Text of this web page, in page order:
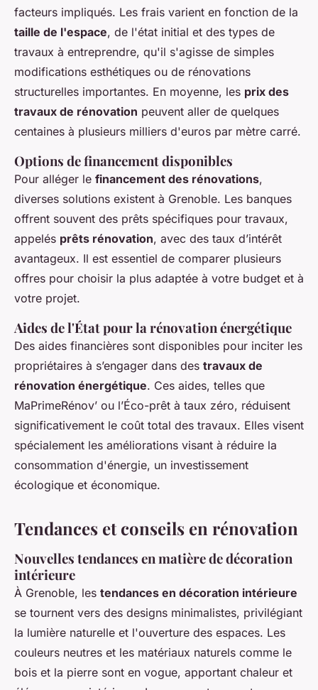
facteurs impliqués. Les frais varient en fonction de la
taille de l'espace, de l'état initial et des types de
travaux à entreprendre, qu'il s'agisse de simples
modifications esthétiques ou de rénovations
structurelles importantes. En moyenne, les prix des
travaux de rénovation peuvent aller de quelques
centaines à plusieurs milliers d'euros par mètre carré.
Options de financement disponibles
Pour alléger le financement des rénovations,
diverses solutions existent à Grenoble. Les banques
offrent souvent des prêts spécifiques pour travaux,
appelés prêts rénovation, avec des taux d’intérêt
avantageux. Il est essentiel de comparer plusieurs
offres pour choisir la plus adaptée à votre budget et à
votre projet.
Aides de l'État pour la rénovation énergétique
Des aides financières sont disponibles pour inciter les
propriétaires à s’engager dans des travaux de
rénovation énergétique. Ces aides, telles que
MaPrimeRénov’ ou l’Éco-prêt à taux zéro, réduisent
significativement le coût total des travaux. Elles visent
spécialement les améliorations visant à réduire la
consommation d'énergie, un investissement
écologique et économique.
Tendances et conseils en rénovation
Nouvelles tendances en matière de décoration
intérieure
À Grenoble, les tendances en décoration intérieure
se tournent vers des designs minimalistes, privilégiant
la lumière naturelle et l'ouverture des espaces. Les
couleurs neutres et les matériaux naturels comme le
bois et la pierre sont en vogue, apportant chaleur et